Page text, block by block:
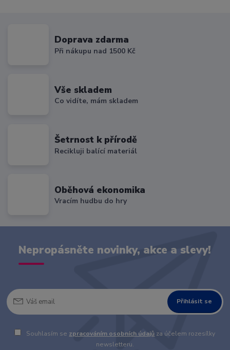
Doprava zdarma
Při nákupu nad 1500 Kč
Vše skladem
Co vidíte, mám skladem
Šetrnost k přírodě
Recikluji balící materiál
Oběhová ekonomika
Vracím hudbu do hry
Nepropásněte novinky, akce a slevy!
Přihlásit se
Souhlasím se zpracováním osobních údajů za účelem rozesílky
newsletteru.